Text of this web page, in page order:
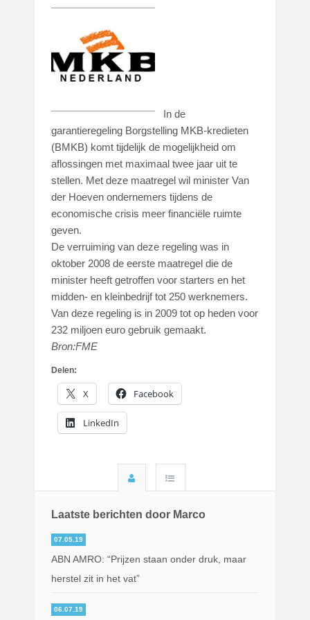
In de
garantieregeling Borgstelling MKB-kredieten
(BMKB) komt tijdelijk de mogelijkheid om
aflossingen met maximaal twee jaar uit te
stellen. Met deze maatregel wil minister Van
der Hoeven ondernemers tijdens de
economische crisis meer financiële ruimte
geven.
De verruiming van deze regeling was in
oktober 2008 de eerste maatregel die de
minister heeft getroffen voor starters en het
midden- en kleinbedrijf tot 250 werknemers.
Van deze regeling is in 2009 tot op heden voor
232 miljoen euro gebruik gemaakt.
Bron:FME
Delen:
X Facebook
LinkedIn
Laatste berichten door Marco
07.05.19
ABN AMRO: “Prijzen staan onder druk, maar
herstel zit in het vat”
06.07.19